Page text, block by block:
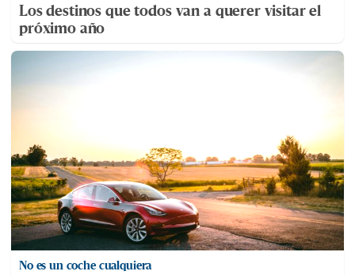
Los destinos que todos van a querer visitar el
próximo año
No es un coche cualquiera